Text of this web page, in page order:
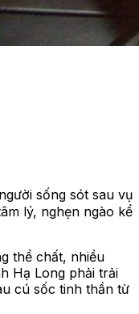
sống sót sau vụ
lý, nghẹn ngào kể
thể chất, nhiều
Hạ Long phải trải
cú sốc tinh thần từ